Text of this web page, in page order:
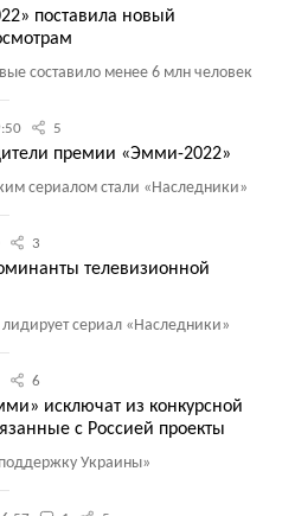
поставила новый
составило менее 6 млн человек
5
премии «Эмми-2022»
сериалом стали «Наследники»
3
телевизионной
сериал «Наследники»
6
исключат из конкурсной
с Россией проекты
Украины»